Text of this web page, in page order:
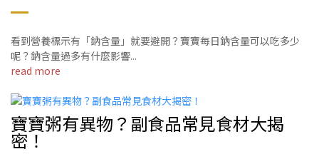
看到營養標示有「鈉含量」就要避開？寶寶每日鈉含量可以吃多少
呢？鈉含量過多有什麼影響...
read more
寶寶粥有異物？副食品常見食材大揭
密！